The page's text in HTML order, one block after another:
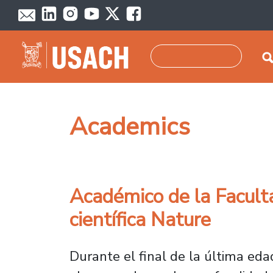
Pasar al contenido principal
Academics
Académico de la
científica Nature
Durante el final de la última